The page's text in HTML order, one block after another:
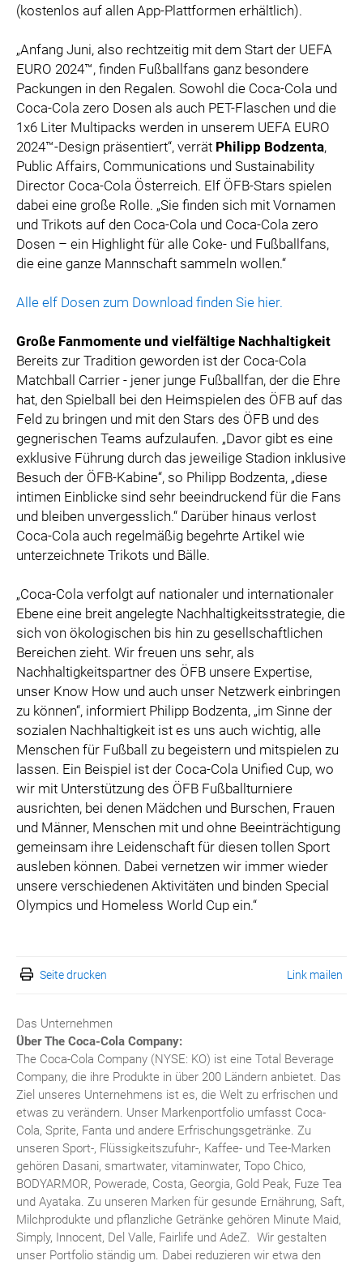
(kostenlos auf allen App-Plattformen erhältlich).
„Anfang Juni, also rechtzeitig mit dem Start der UEFA
EURO 2024™, finden Fußballfans ganz besondere
Packungen in den Regalen. Sowohl die Coca-Cola und
Coca-Cola zero Dosen als auch PET-Flaschen und die
1x6 Liter Multipacks werden in unserem UEFA EURO
2024™-Design präsentiert“, verrät Philipp Bodzenta,
Public Affairs, Communications und Sustainability
Director Coca-Cola Österreich. Elf ÖFB-Stars spielen
dabei eine große Rolle. „Sie finden sich mit Vornamen
und Trikots auf den Coca-Cola und Coca-Cola zero
Dosen – ein Highlight für alle Coke- und Fußballfans,
die eine ganze Mannschaft sammeln wollen.“
Alle elf Dosen zum Download finden Sie hier.
Große Fanmomente und vielfältige Nachhaltigkeit
Bereits zur Tradition geworden ist der Coca-Cola
Matchball Carrier - jener junge Fußballfan, der die Ehre
hat, den Spielball bei den Heimspielen des ÖFB auf das
Feld zu bringen und mit den Stars des ÖFB und des
gegnerischen Teams aufzulaufen. „Davor gibt es eine
exklusive Führung durch das jeweilige Stadion inklusive
Besuch der ÖFB-Kabine“, so Philipp Bodzenta, „diese
intimen Einblicke sind sehr beeindruckend für die Fans
und bleiben unvergesslich.“ Darüber hinaus verlost
Coca-Cola auch regelmäßig begehrte Artikel wie
unterzeichnete Trikots und Bälle.
„Coca-Cola verfolgt auf nationaler und internationaler
Ebene eine breit angelegte Nachhaltigkeitsstrategie, die
sich von ökologischen bis hin zu gesellschaftlichen
Bereichen zieht. Wir freuen uns sehr, als
Nachhaltigkeitspartner des ÖFB unsere Expertise,
unser Know How und auch unser Netzwerk einbringen
zu können“, informiert Philipp Bodzenta, „im Sinne der
sozialen Nachhaltigkeit ist es uns auch wichtig, alle
Menschen für Fußball zu begeistern und mitspielen zu
lassen. Ein Beispiel ist der Coca-Cola Unified Cup, wo
wir mit Unterstützung des ÖFB Fußballturniere
ausrichten, bei denen Mädchen und Burschen, Frauen
und Männer, Menschen mit und ohne Beeinträchtigung
gemeinsam ihre Leidenschaft für diesen tollen Sport
ausleben können. Dabei vernetzen wir immer wieder
unsere verschiedenen Aktivitäten und binden Special
Olympics und Homeless World Cup ein.“
Seite drucken Link mailen
Das Unternehmen
Über The Coca-Cola Company:
The Coca-Cola Company (NYSE: KO) ist eine Total Beverage
Company, die ihre Produkte in über 200 Ländern anbietet. Das
Ziel unseres Unternehmens ist es, die Welt zu erfrischen und
etwas zu verändern. Unser Markenportfolio umfasst Coca-
Cola, Sprite, Fanta und andere Erfrischungsgetränke. Zu
unseren Sport-, Flüssigkeitszufuhr-, Kaffee- und Tee-Marken
gehören Dasani, smartwater, vitaminwater, Topo Chico,
BODYARMOR, Powerade, Costa, Georgia, Gold Peak, Fuze Tea
und Ayataka. Zu unseren Marken für gesunde Ernährung, Saft,
Milchprodukte und pflanzliche Getränke gehören Minute Maid,
Simply, Innocent, Del Valle, Fairlife und AdeZ. Wir gestalten
unser Portfolio ständig um. Dabei reduzieren wir etwa den